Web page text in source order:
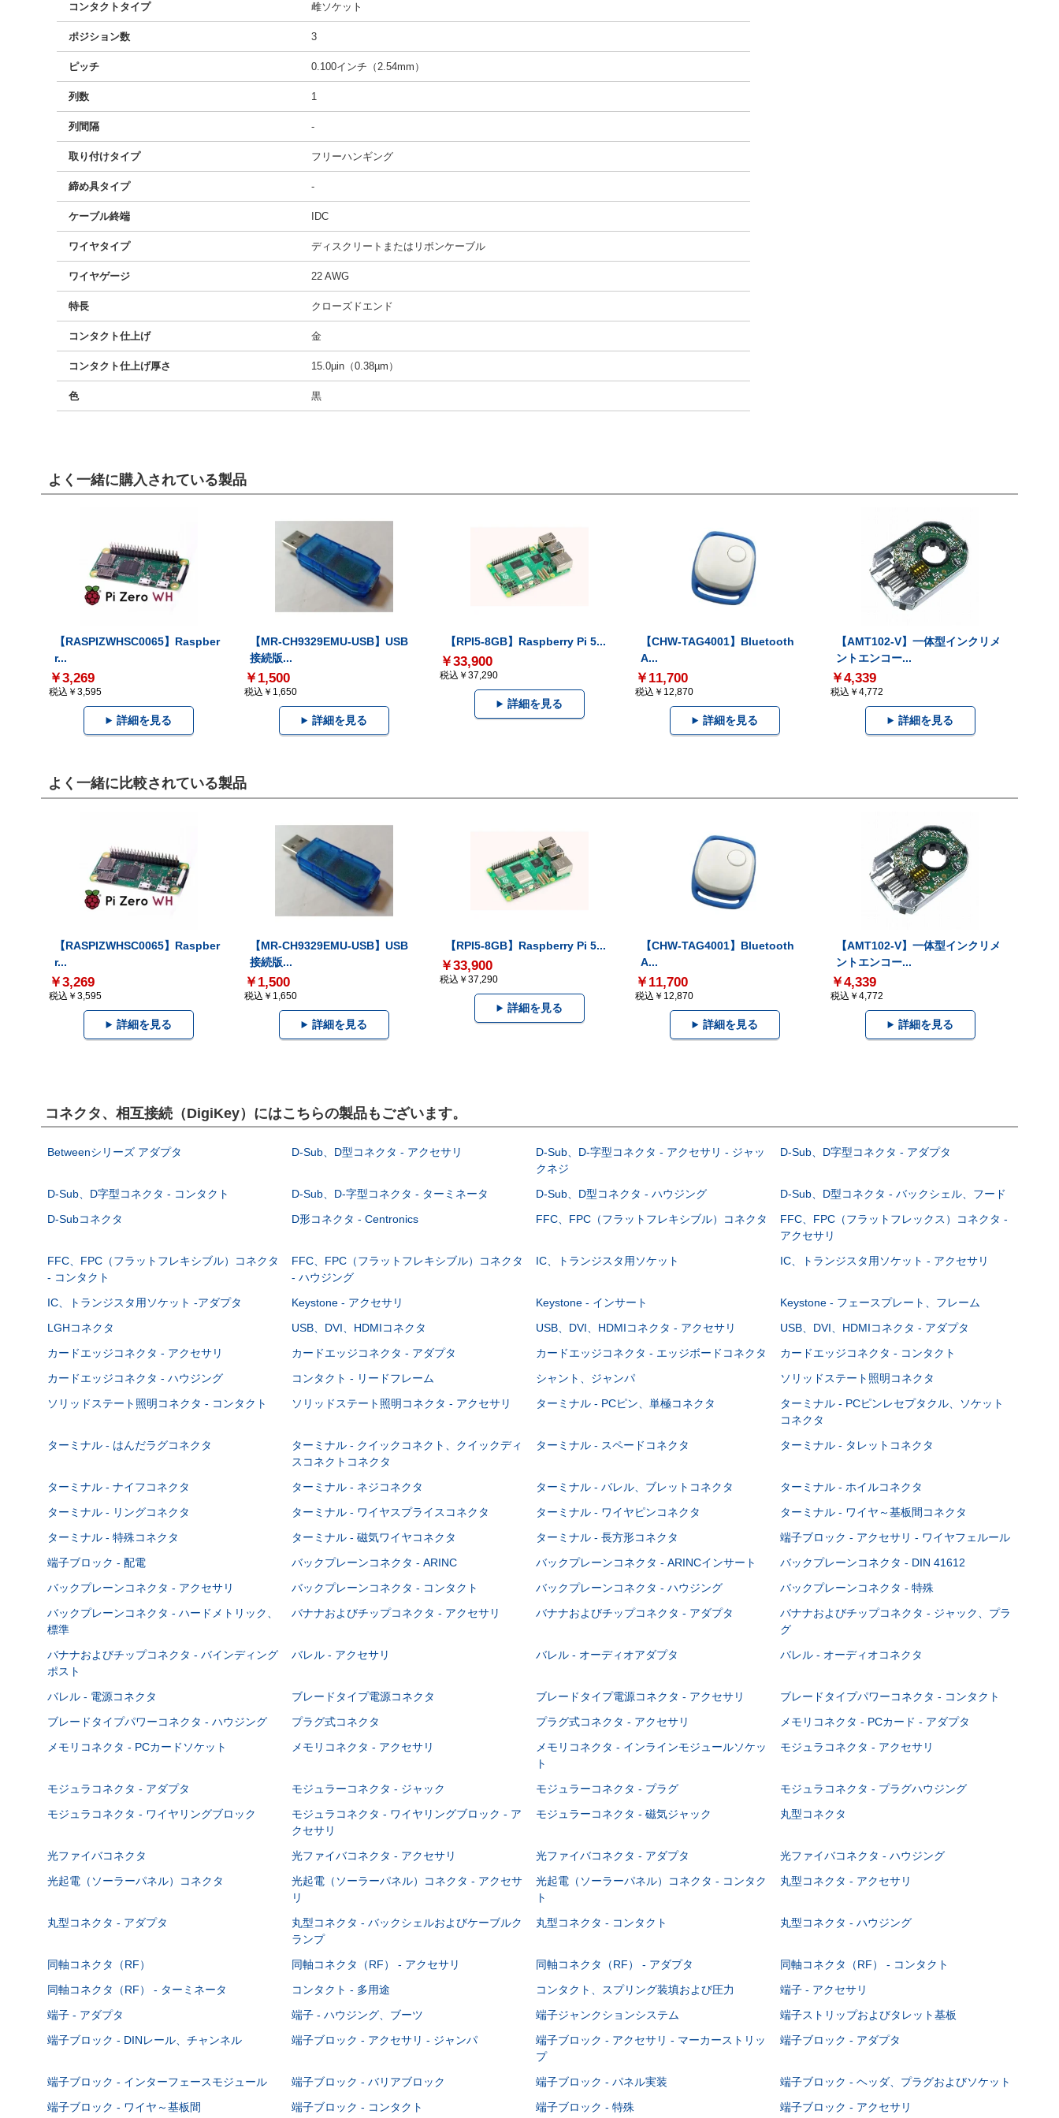
コンタクトタイプ 雌ソケット
ポジション数 3
ピッチ 0.100インチ（2.54mm）
列数 1
列間隔 -
取り付けタイプ フリーハンギング
締め具タイプ -
ケーブル終端 IDC
ワイヤタイプ ディスクリートまたはリボンケーブル
ワイヤゲージ 22 AWG
特長 クローズドエンド
コンタクト仕上げ 金
コンタクト仕上げ厚さ 15.0µin（0.38µm）
色 黒
よく一緒に購入されている製品
【RASPIZWHSC0065】Raspber
r...
￥3,269
税込￥3,595
詳細を見る
【MR-CH9329EMU-USB】USB
接続版...
￥1,500
税込￥1,650
詳細を見る
【RPI5-8GB】Raspberry Pi 5...
￥33,900
税込￥37,290
詳細を見る
【CHW-TAG4001】Bluetooth
A...
￥11,700
税込￥12,870
詳細を見る
【AMT102-V】一体型インクリメ
ントエンコー...
￥4,339
税込￥4,772
詳細を見る
よく一緒に比較されている製品
【RASPIZWHSC0065】Raspber
r...
￥3,269
税込￥3,595
詳細を見る
【MR-CH9329EMU-USB】USB
接続版...
￥1,500
税込￥1,650
詳細を見る
【RPI5-8GB】Raspberry Pi 5...
￥33,900
税込￥37,290
詳細を見る
【CHW-TAG4001】Bluetooth
A...
￥11,700
税込￥12,870
詳細を見る
【AMT102-V】一体型インクリメ
ントエンコー...
￥4,339
税込￥4,772
詳細を見る
コネクタ、相互接続（DigiKey）にはこちらの製品もございます。
Betweenシリーズ アダプタ D-Sub、D型コネクタ - アクセサリ
D-Sub、D-字型コネクタ - アクセサリ - ジャッ
クネジ
D-Sub、D字型コネクタ - アダプタ
D-Sub、D字型コネクタ - コンタクト D-Sub、D-字型コネクタ - ターミネータ D-Sub、D型コネクタ - ハウジング
D-Sub、D型コネクタ - バックシェル、フード
D-Subコネクタ
D形コネクタ - Centronics FFC、FPC（フラットフレキシブル）コネクタ
FFC、FPC（フラットフレックス）コネクタ -
アクセサリ
FFC、FPC（フラットフレキシブル）コネクタ
- コンタクト
FFC、FPC（フラットフレキシブル）コネクタ
- ハウジング
IC、トランジスタ用ソケット IC、トランジスタ用ソケット - アクセサリ
IC、トランジスタ用ソケット -アダプタ Keystone - アクセサリ Keystone - インサート
Keystone - フェースプレート、フレーム
LGHコネクタ
USB、DVI、HDMIコネクタ USB、DVI、HDMIコネクタ - アクセサリ
USB、DVI、HDMIコネクタ - アダプタ
カードエッジコネクタ - アクセサリ
カードエッジコネクタ - アダプタ カードエッジコネクタ - エッジボードコネクタ
カードエッジコネクタ - コンタクト
カードエッジコネクタ - ハウジング
コンタクト - リードフレーム シャント、ジャンパ
ソリッドステート照明コネクタ
ソリッドステート照明コネクタ - コンタクト
ソリッドステート照明コネクタ - アクセサリ ターミナル - PCピン、単極コネクタ
ターミナル - PCピンレセプタクル、ソケット
コネクタ
ターミナル - はんだラグコネクタ
ターミナル - クイックコネクト、クイックディ
スコネクトコネクタ
ターミナル - スペードコネクタ ターミナル - タレットコネクタ
ターミナル - ナイフコネクタ ターミナル - ネジコネクタ ターミナル - バレル、ブレットコネクタ
ターミナル - ホイルコネクタ
ターミナル - リングコネクタ
ターミナル - ワイヤスプライスコネクタ ターミナル - ワイヤピンコネクタ
ターミナル - ワイヤ～基板間コネクタ
ターミナル - 特殊コネクタ
ターミナル - 磁気ワイヤコネクタ ターミナル - 長方形コネクタ
端子ブロック - アクセサリ - ワイヤフェルール
端子ブロック - 配電
バックプレーンコネクタ - ARINC バックプレーンコネクタ - ARINCインサート
バックプレーンコネクタ - DIN 41612
バックプレーンコネクタ - アクセサリ
バックプレーンコネクタ - コンタクト バックプレーンコネクタ - ハウジング
バックプレーンコネクタ - 特殊
バックプレーンコネクタ - ハードメトリック、
標準
バナナおよびチップコネクタ - アクセサリ バナナおよびチップコネクタ - アダプタ
バナナおよびチップコネクタ - ジャック、プラ
グ
バナナおよびチップコネクタ - バインディング
ポスト
バレル - アクセサリ バレル - オーディオアダプタ バレル - オーディオコネクタ
バレル - 電源コネクタ ブレードタイプ電源コネクタ ブレードタイプ電源コネクタ - アクセサリ
ブレードタイプパワーコネクタ - コンタクト
ブレードタイプパワーコネクタ - ハウジング
プラグ式コネクタ プラグ式コネクタ - アクセサリ
メモリコネクタ - PCカード - アダプタ
メモリコネクタ - PCカードソケット
メモリコネクタ - アクセサリ
メモリコネクタ - インラインモジュールソケッ
ト
モジュラコネクタ - アクセサリ
モジュラコネクタ - アダプタ モジュラーコネクタ - ジャック モジュラーコネクタ - プラグ
モジュラコネクタ - プラグハウジング
モジュラコネクタ - ワイヤリングブロック
モジュラコネクタ - ワイヤリングブロック - ア
クセサリ
モジュラーコネクタ - 磁気ジャック 丸型コネクタ
光ファイバコネクタ 光ファイバコネクタ - アクセサリ 光ファイバコネクタ - アダプタ
光ファイバコネクタ - ハウジング
光起電（ソーラーパネル）コネクタ
光起電（ソーラーパネル）コネクタ - アクセサ
リ
光起電（ソーラーパネル）コネクタ - コンタク
ト
丸型コネクタ - アクセサリ
丸型コネクタ - アダプタ
丸型コネクタ - バックシェルおよびケーブルク
ランプ
丸型コネクタ - コンタクト 丸型コネクタ - ハウジング
同軸コネクタ（RF） 同軸コネクタ（RF） - アクセサリ 同軸コネクタ（RF） - アダプタ
同軸コネクタ（RF） - コンタクト
同軸コネクタ（RF） - ターミネータ
コンタクト - 多用途 コンタクト、スプリング装填および圧力
端子 - アクセサリ
端子 - アダプタ
端子 - ハウジング、ブーツ 端子ジャンクションシステム
端子ストリップおよびタレット基板
端子ブロック - DINレール、チャンネル
端子ブロック - アクセサリ - ジャンパ
端子ブロック - アクセサリ - マーカーストリッ
プ
端子ブロック - アダプタ
端子ブロック - インターフェースモジュール 端子ブロック - バリアブロック 端子ブロック - パネル実装
端子ブロック - ヘッダ、プラグおよびソケット
端子ブロック - ワイヤ～基板間
端子ブロック - コンタクト 端子ブロック - 特殊 端子ブロック - アクセサリ